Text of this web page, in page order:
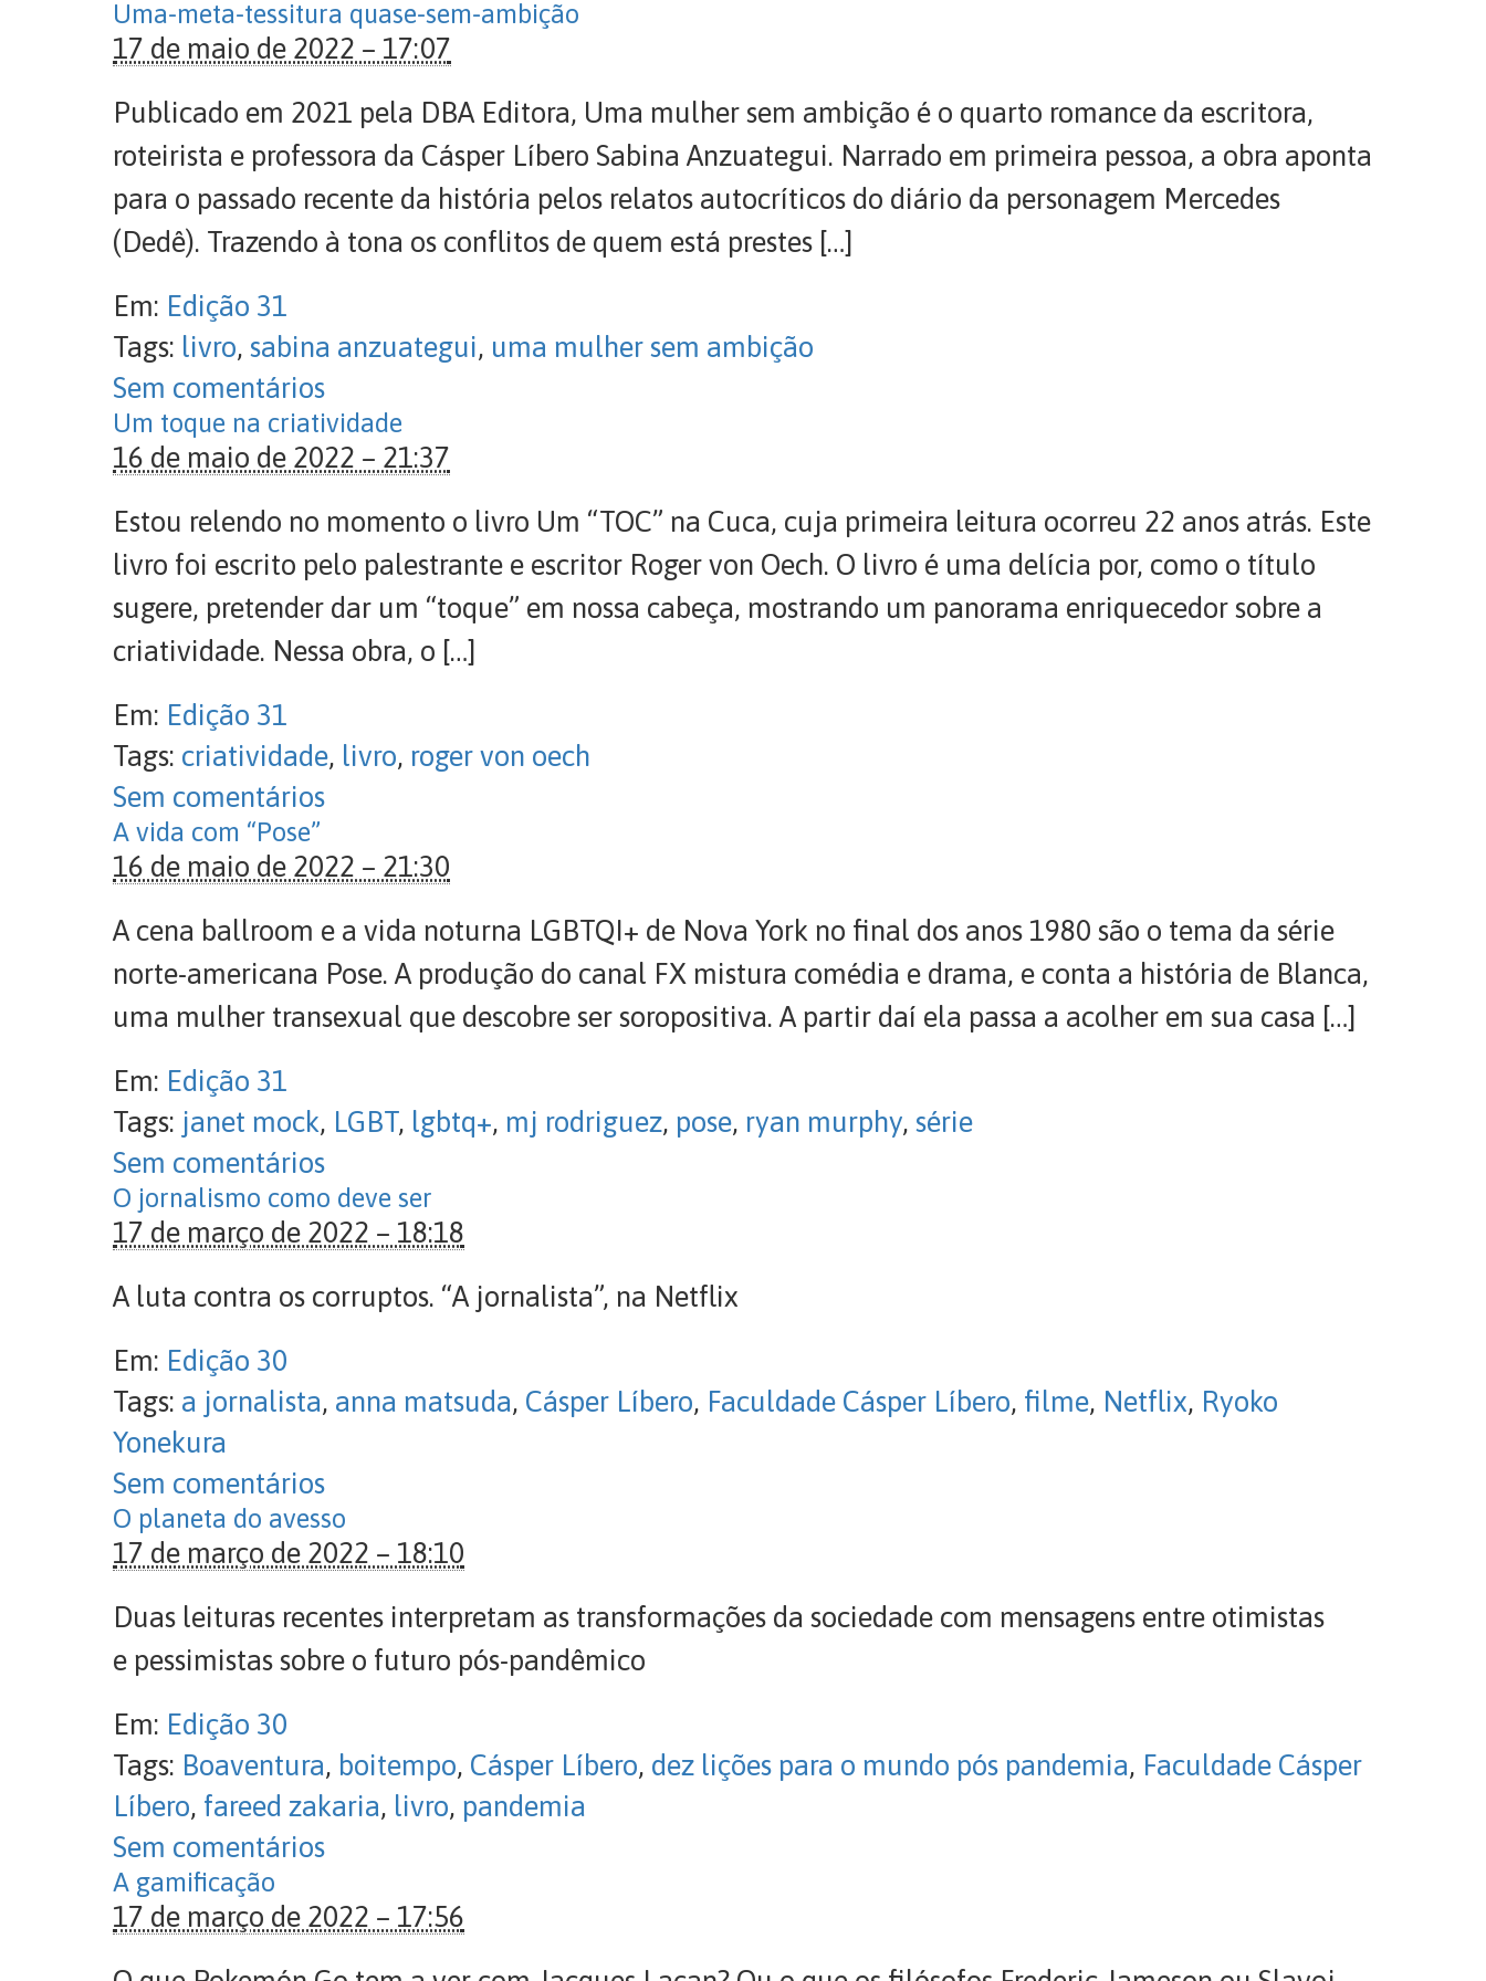
Uma-meta-tessitura quase-sem-ambição
17 de maio de 2022 – 17:07
Publicado em 2021 pela DBA Editora, Uma mulher sem ambição é o quarto romance da escritora,
roteirista e professora da Cásper Líbero Sabina Anzuategui. Narrado em primeira pessoa, a obra aponta
para o passado recente da história pelos relatos autocríticos do diário da personagem Mercedes
(Dedê). Trazendo à tona os conflitos de quem está prestes […]
Em: Edição 31
Tags: livro, sabina anzuategui, uma mulher sem ambição
Sem comentários
Um toque na criatividade
16 de maio de 2022 – 21:37
Estou relendo no momento o livro Um “TOC” na Cuca, cuja primeira leitura ocorreu 22 anos atrás. Este
livro foi escrito pelo palestrante e escritor Roger von Oech. O livro é uma delícia por, como o título
sugere, pretender dar um “toque” em nossa cabeça, mostrando um panorama enriquecedor sobre a
criatividade. Nessa obra, o […]
Em: Edição 31
Tags: criatividade, livro, roger von oech
Sem comentários
A vida com “Pose”
16 de maio de 2022 – 21:30
A cena ballroom e a vida noturna LGBTQI+ de Nova York no final dos anos 1980 são o tema da série
norte-americana Pose. A produção do canal FX mistura comédia e drama, e conta a história de Blanca,
uma mulher transexual que descobre ser soropositiva. A partir daí ela passa a acolher em sua casa […]
Em: Edição 31
Tags: janet mock, LGBT, lgbtq+, mj rodriguez, pose, ryan murphy, série
Sem comentários
O jornalismo como deve ser
17 de março de 2022 – 18:18
A luta contra os corruptos. “A jornalista”, na Netflix
Em: Edição 30
Tags: a jornalista, anna matsuda, Cásper Líbero, Faculdade Cásper Líbero, filme, Netflix, Ryoko
Yonekura
Sem comentários
O planeta do avesso
17 de março de 2022 – 18:10
Duas leituras recentes interpretam as transformações da sociedade com mensagens entre otimistas
e pessimistas sobre o futuro pós-pandêmico
Em: Edição 30
Tags: Boaventura, boitempo, Cásper Líbero, dez lições para o mundo pós pandemia, Faculdade Cásper
Líbero, fareed zakaria, livro, pandemia
Sem comentários
A gamificação
17 de março de 2022 – 17:56